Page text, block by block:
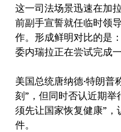
这一司法场景迅速在加
前副手宣誓就任临时领
作。形成鲜明对比的是
委内瑞拉正在尝试完成
美国总统唐纳德·特朗
刻”，但同时否认近期
须先让国家恢复健康”
件。